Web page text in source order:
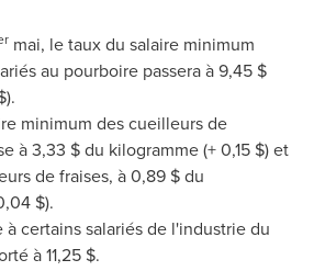
mai, le taux du salaire minimum
au pourboire passera à 9,45 $
minimum des cueilleurs de
à 3,33 $ du kilogramme (+ 0,15 $) et
de fraises, à 0,89 $ du
$).
à certains salariés de l'industrie du
à 11,25 $.